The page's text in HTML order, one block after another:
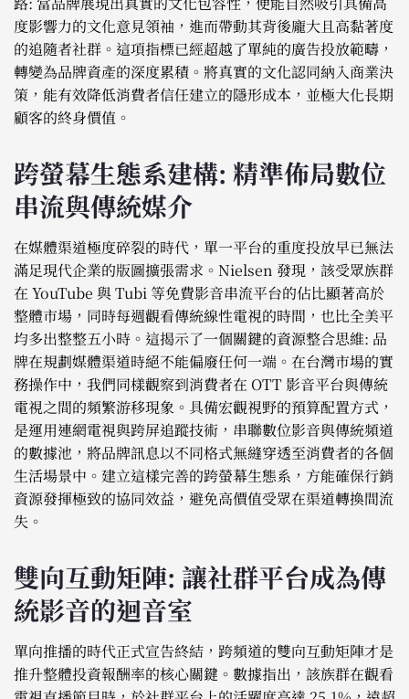
度影響力的文化意見領袖，進而帶動其背後龐大且高黏著度
的追隨者社群。這項指標已經超越了單純的廣告投放範疇，
轉變為品牌資產的深度累積。將真實的文化認同納入商業決
策，能有效降低消費者信任建立的隱形成本，並極大化長期
顧客的終身價值。
跨螢幕生態系建構: 精準佈局數位
串流與傳統媒介
在媒體渠道極度碎裂的時代，單一平台的重度投放早已無法
滿足現代企業的版圖擴張需求。Nielsen 發現，該受眾族群
在 YouTube 與 Tubi 等免費影音串流平台的佔比顯著高於
整體市場，同時每週觀看傳統線性電視的時間，也比全美平
均多出整整五小時。這揭示了一個關鍵的資源整合思維: 品
牌在規劃媒體渠道時絕不能偏廢任何一端。在台灣市場的實
務操作中，我們同樣觀察到消費者在 OTT 影音平台與傳統
電視之間的頻繁游移現象。具備宏觀視野的預算配置方式，
是運用連網電視與跨屏追蹤技術，串聯數位影音與傳統頻道
的數據池，將品牌訊息以不同格式無縫穿透至消費者的各個
生活場景中。建立這樣完善的跨螢幕生態系，方能確保行銷
資源發揮極致的協同效益，避免高價值受眾在渠道轉換間流
失。
雙向互動矩陣: 讓社群平台成為傳
統影音的迴音室
單向推播的時代正式宣告終結，跨頻道的雙向互動矩陣才是
推升整體投資報酬率的核心關鍵。數據指出，該族群在觀看